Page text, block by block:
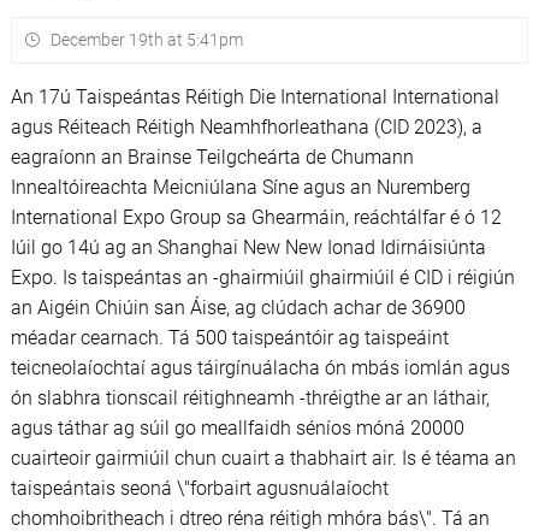
December 19th at 5:41pm
An 17ú Taispeántas Réitigh Die International International
agus Réiteach Réitigh Neamhfhorleathana (CID 2023), a
eagraíonn an Brainse Teilgcheárta de Chumann
Innealtóireachta Meicniúlana Síne agus an Nuremberg
International Expo Group sa Ghearmáin, reáchtálfar é ó 12
Iúil go 14ú ag an Shanghai New New Ionad Idirnáisiúnta
Expo. Is taispeántas an -ghairmiúil ghairmiúil é CID i réigiún
an Aigéin Chiúin san Áise, ag clúdach achar de 36900
méadar cearnach. Tá 500 taispeántóir ag taispeáint
teicneolaíochtaí agus táirgínuálacha ón mbás iomlán agus
ón slabhra tionscail réitighneamh -thréigthe ar an láthair,
agus táthar ag súil go meallfaidh séníos móná 20000
cuairteoir gairmiúil chun cuairt a thabhairt air. Is é téama an
taispeántais seoná \"forbairt agusnuálaíocht
chomhoibritheach i dtreo réna réitigh mhóra bás\". Tá an